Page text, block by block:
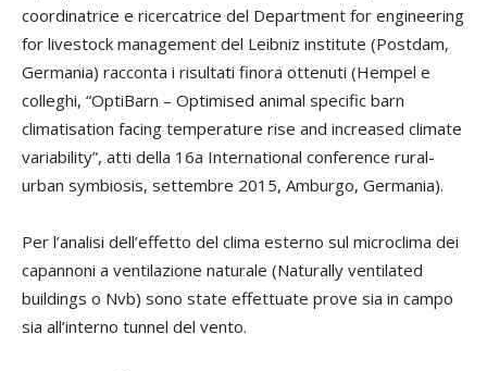
coordinatrice e ricercatrice del Department for engineering
for livestock management del Leibniz institute (Postdam,
Germania) racconta i risultati finora ottenuti (Hempel e
colleghi, “OptiBarn – Optimised animal specific barn
climatisation facing temperature rise and increased climate
variability”, atti della 16a International conference rural-
urban symbiosis, settembre 2015, Amburgo, Germania).
Per l’analisi dell’effetto del clima esterno sul microclima dei
capannoni a ventilazione naturale (Naturally ventilated
buildings o Nvb) sono state effettuate prove sia in campo
sia all’interno tunnel del vento.